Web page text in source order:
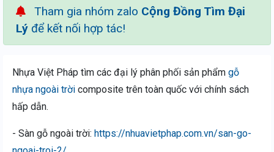
Tham gia nhóm zalo Cộng Đồng Tìm Đại
Lý để kết nối hợp tác!
Nhựa Việt Pháp tìm các đại lý phân phối sản phẩm gỗ
nhựa ngoài trời composite trên toàn quốc với chính sách
hấp dẫn.
- Sàn gỗ ngoài trời: https://nhuavietphap.com.vn/san-go-